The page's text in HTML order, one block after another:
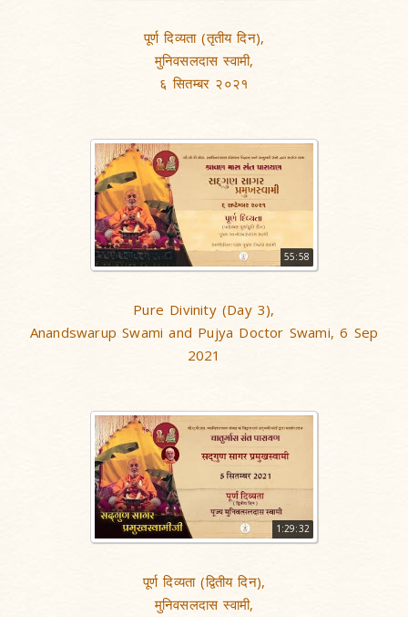
पूर्ण दिव्यता (तृतीय दिन),
मुनिवसलदास स्वामी,
६ सितम्बर २०२१
55:58
Pure Divinity (Day 3),
Anandswarup Swami and Pujya Doctor Swami, 6 Sep
2021
1:29:32
पूर्ण दिव्यता (द्वितीय दिन),
मुनिवसलदास स्वामी,